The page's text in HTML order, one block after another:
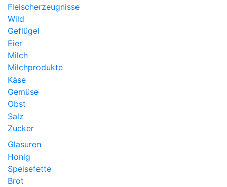
Fleischerzeugnisse
Wild
Geflügel
Eier
Milch
Milchprodukte
Käse
Gemüse
Obst
Salz
Zucker
Glasuren
Honig
Speisefette
Brot